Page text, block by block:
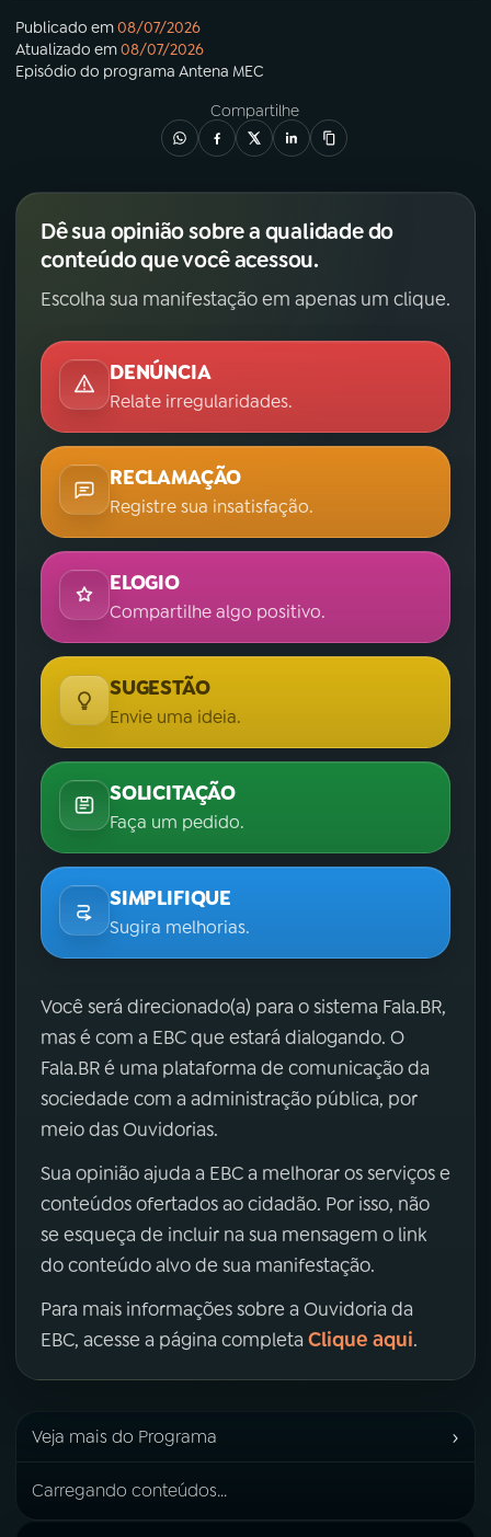
Publicado em08/07/2026
Atualizado em08/07/2026
Episódio do programa Antena MEC
Compartilhe
Dê sua opinião sobre a qualidade do
conteúdo que você acessou.
Escolha sua manifestação em apenas um clique.
DENÚNCIA
Relate irregularidades.
RECLAMAÇÃO
Registre sua insatisfação.
ELOGIO
Compartilhe algo positivo.
SUGESTÃO
Envie uma ideia.
SOLICITAÇÃO
Faça um pedido.
SIMPLIFIQUE
Sugira melhorias.
Você será direcionado(a) para o sistema Fala.BR,
mas é com a EBC que estará dialogando. O
Fala.BR é uma plataforma de comunicação da
sociedade com a administração pública, por
meio das Ouvidorias.
Sua opinião ajuda a EBC a melhorar os serviços e
conteúdos ofertados ao cidadão. Por isso, não
se esqueça de incluir na sua mensagem o link
do conteúdo alvo de sua manifestação.
Para mais informações sobre a Ouvidoria da
EBC, acesse a página completa Clique aqui.
Veja mais do Programa ›
Carregando conteúdos...